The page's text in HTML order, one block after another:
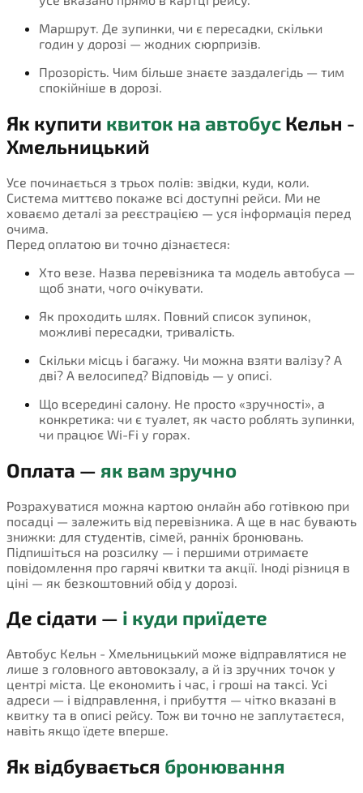
Маршрут. Де зупинки, чи є пересадки, скільки
годин у дорозі — жодних сюрпризів.
Прозорість. Чим більше знаєте заздалегідь — тим
спокійніше в дорозі.
Як купити квиток на автобус Кельн -
Хмельницький
Усе починається з трьох полів: звідки, куди, коли.
Система миттєво покаже всі доступні рейси. Ми не
ховаємо деталі за реєстрацією — уся інформація перед
очима.
Перед оплатою ви точно дізнаєтеся:
Хто везе. Назва перевізника та модель автобуса —
щоб знати, чого очікувати.
Як проходить шлях. Повний список зупинок,
можливі пересадки, тривалість.
Скільки місць і багажу. Чи можна взяти валізу? А
дві? А велосипед? Відповідь — у описі.
Що всередині салону. Не просто «зручності», а
конкретика: чи є туалет, як часто роблять зупинки,
чи працює Wi-Fi у горах.
Оплата — як вам зручно
Розрахуватися можна картою онлайн або готівкою при
посадці — залежить від перевізника. А ще в нас бувають
знижки: для студентів, сімей, ранніх бронювань.
Підпишіться на розсилку — і першими отримаєте
повідомлення про гарячі квитки та акції. Іноді різниця в
ціні — як безкоштовний обід у дорозі.
Де сідати — і куди приїдете
Автобус Кельн - Хмельницький може відправлятися не
лише з головного автовокзалу, а й із зручних точок у
центрі міста. Це економить і час, і гроші на таксі. Усі
адреси — і відправлення, і прибуття — чітко вказані в
квитку та в описі рейсу. Тож ви точно не заплутаєтеся,
навіть якщо їдете вперше.
Як відбувається бронювання